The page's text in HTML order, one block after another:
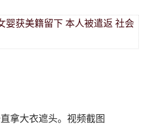
拿大衣遮头。视频截图